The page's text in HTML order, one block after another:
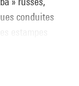
Julie
conduites
estampes
auteurs,
primitivistes »,